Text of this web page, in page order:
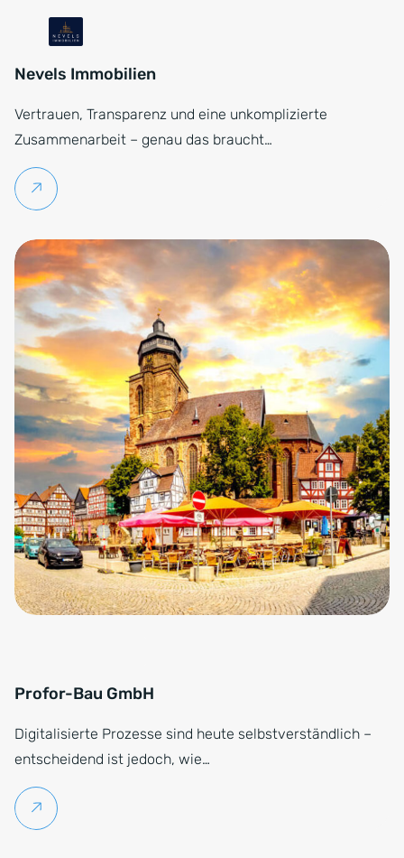
Nevels Immobilien
Vertrauen, Transparenz und eine unkomplizierte
Zusammenarbeit – genau das braucht…
Weiterlesen
Profor-Bau GmbH
Digitalisierte Prozesse sind heute selbstverständlich –
entscheidend ist jedoch, wie…
Weiterlesen